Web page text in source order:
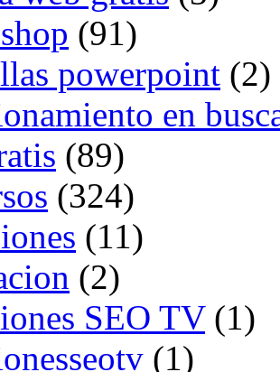
(91)
powerpoint (2)
en
(89)
(324)
(11)
(2)
SEO TV(1)
(1)